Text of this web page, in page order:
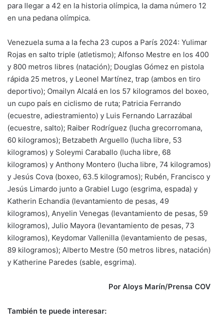
para llegar a 42 en la historia olímpica, la dama número 12
en una pedana olímpica.
Venezuela suma a la fecha 23 cupos a París 2024: Yulimar
Rojas en salto triple (atletismo); Alfonso Mestre en los 400
y 800 metros libres (natación); Douglas Gómez en pistola
rápida 25 metros, y Leonel Martínez, trap (ambos en tiro
deportivo); Omailyn Alcalá en los 57 kilogramos del boxeo,
un cupo país en ciclismo de ruta; Patricia Ferrando
(ecuestre, adiestramiento) y Luis Fernando Larrazábal
(ecuestre, salto); Raiber Rodríguez (lucha grecorromana,
60 kilogramos); Betzabeth Arguello (lucha libre, 53
kilogramos) y Soleymi Caraballo (lucha libre, 68
kilogramos) y Anthony Montero (lucha libre, 74 kilogramos)
y Jesús Cova (boxeo, 63.5 kilogramos); Rubén, Francisco y
Jesús Limardo junto a Grabiel Lugo (esgrima, espada) y
Katherin Echandia (levantamiento de pesas, 49
kilogramos), Anyelin Venegas (levantamiento de pesas, 59
kilogramos), Julio Mayora (levantamiento de pesas, 73
kilogramos), Keydomar Vallenilla (levantamiento de pesas,
89 kilogramos); Alberto Mestre (50 metros libres, natación)
y Katherine Paredes (sable, esgrima).
Por Aloys Marín/Prensa COV
También te puede interesar: